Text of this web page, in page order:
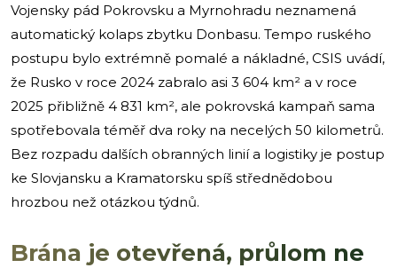
Vojensky pád Pokrovsku a Myrnohradu neznamená
automatický kolaps zbytku Donbasu. Tempo ruského
postupu bylo extrémně pomalé a nákladné, CSIS uvádí,
že Rusko v roce 2024 zabralo asi 3 604 km² a v roce
2025 přibližně 4 831 km², ale pokrovská kampaň sama
spotřebovala téměř dva roky na necelých 50 kilometrů.
Bez rozpadu dalších obranných linií a logistiky je postup
ke Slovjansku a Kramatorsku spíš střednědobou
hrozbou než otázkou týdnů.
Brána je otevřená, průlom ne